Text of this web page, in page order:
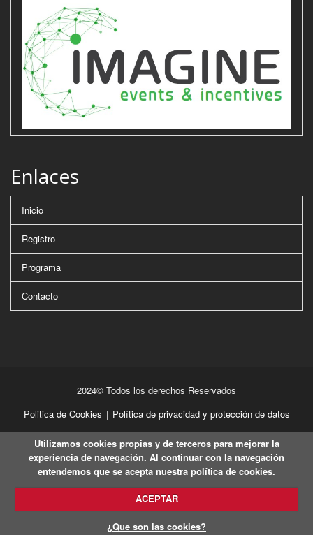
Enlaces
Inicio
Registro
Programa
Contacto
2024© Todos los derechos Reservados
Politica de Cookies | Política de privacidad y protección de datos
Utilizamos cookies propias y de terceros para mejorar la
experiencia de navegación. Al continuar con la navegación
entendemos que se acepta nuestra política de cookies.
ACEPTAR
¿Que son las cookies?